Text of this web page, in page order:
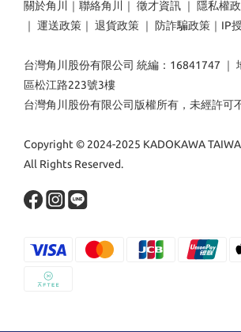
關於角川 ｜ 聯絡角川 ｜ 徵才資訊 ｜ 隱私權
｜ 運送政策 ｜ 退貨政策 ｜ 防詐騙政策 ｜ IP
台灣角川股份有限公司 統編：16841747 ｜
區松江路223號3樓
台灣角川股份有限公司版權所有，未經許可
Copyright © 2024-2025 KADOKAWA
All Rights Reserved.